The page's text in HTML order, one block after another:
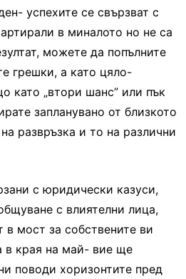
успехите се свързват с
в миналото но не са
можете да попълните
грешки, а като цяло-
като „втори шанс” или пък
запланувано от близкото
развръзка и то на различни
с юридически казуси,
с влиятелни лица,
в мост за собствените ви
в края на май- вие ще
поводи хоризонтите пред